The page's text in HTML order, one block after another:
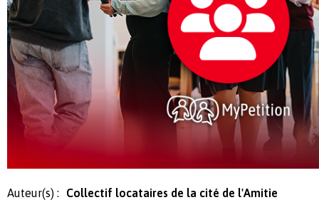
Auteur(s) :
Collectif locataires de la cité de l'Amitie